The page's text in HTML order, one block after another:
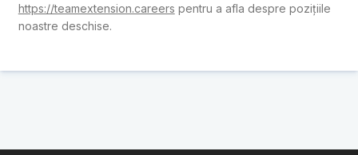
https://teamextension.careers pentru a afla despre pozițiile
noastre deschise.